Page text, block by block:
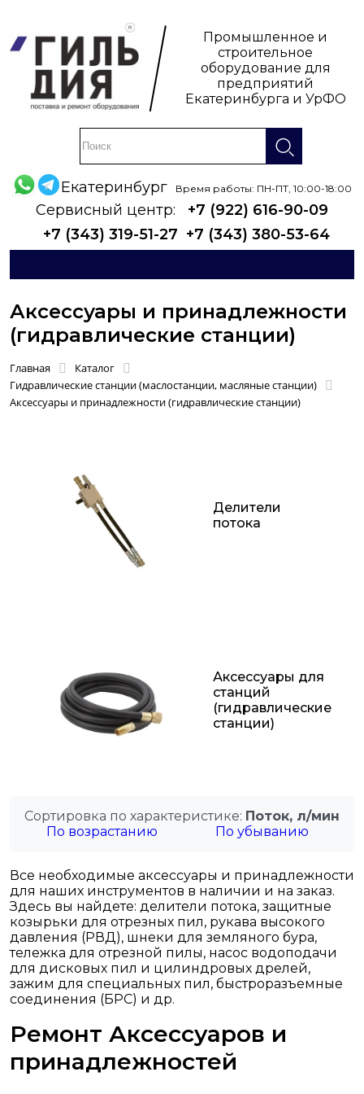
Промышленное и
строительное
оборудование для
предприятий
Екатеринбурга и УрФО
Екатеринбург Время работы: ПН-ПТ, 10:00-18:00
Сервисный центр:
+7 (922) 616-90-09
+7 (343) 319-51-27 +7 (343) 380-53-64
Аксессуары и принадлежности
(гидравлические станции)
Главная
Каталог
Гидравлические станции (маслостанции, масляные станции)
Аксессуары и принадлежности (гидравлические станции)
Делители
потока
Аксессуары для
станций
(гидравлические
станции)
Сортировка по характеристике: Поток, л/мин
По возрастанию
По убыванию
Все необходимые аксессуары и принадлежности
для наших инструментов в наличии и на заказ.
Здесь вы найдете: делители потока, защитные
козырьки для отрезных пил, рукава высокого
давления (РВД), шнеки для земляного бура,
тележка для отрезной пилы, насос водоподачи
для дисковых пил и цилиндровых дрелей,
зажим для специальных пил, быстроразъемные
соединения (БРС) и др.
Ремонт Аксессуаров и
принадлежностей